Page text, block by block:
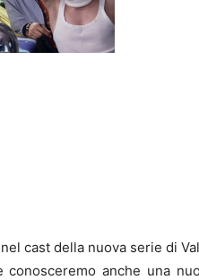
cast della nuova serie di
conosceremo anche una